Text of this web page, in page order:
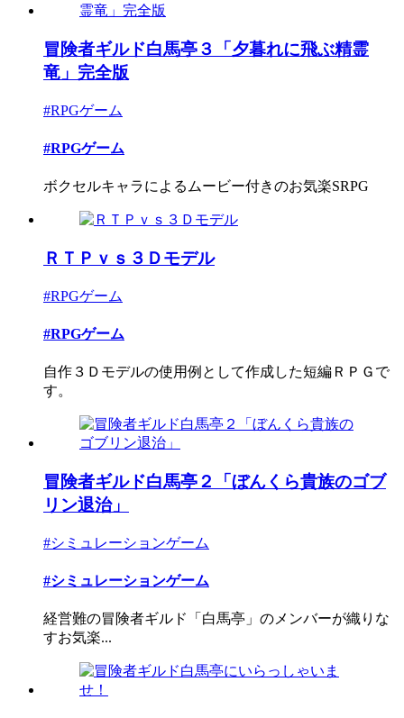
冒険者ギルド白馬亭３「夕暮れに飛ぶ精霊
竜」完全版
#RPGゲーム
#RPGゲーム
ボクセルキャラによるムービー付きのお気楽SRPG
ＲＴＰｖｓ３Ｄモデル
#RPGゲーム
#RPGゲーム
自作３Ｄモデルの使用例として作成した短編ＲＰＧで
す。
冒険者ギルド白馬亭２「ぼんくら貴族のゴブ
リン退治」
#シミュレーションゲーム
#シミュレーションゲーム
経営難の冒険者ギルド「白馬亭」のメンバーが織りな
すお気楽...